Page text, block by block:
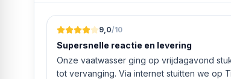
9,0/10
Supersnelle reactie en levering
Onze vaatwasser ging op vrijdagavond
tot vervanging. Via internet stuitten we op